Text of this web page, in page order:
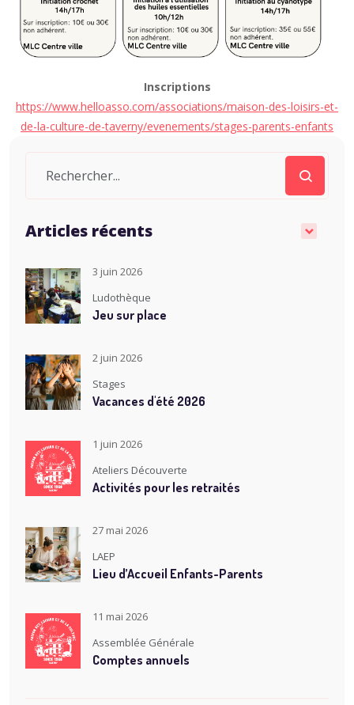
Inscriptions
https://www.helloasso.com/associations/maison-des-loisirs-et-
de-la-culture-de-taverny/evenements/stages-parents-enfants
Articles récents
3 juin 2026
Ludothèque
Jeu sur place
2 juin 2026
Stages
Vacances d'été 2026
1 juin 2026
Ateliers Découverte
Activités pour les retraités
27 mai 2026
LAEP
Lieu d’Accueil Enfants-Parents
11 mai 2026
Assemblée Générale
Comptes annuels